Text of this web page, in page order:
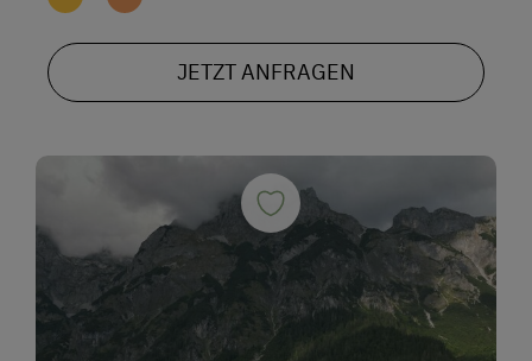
JETZT ANFRAGEN